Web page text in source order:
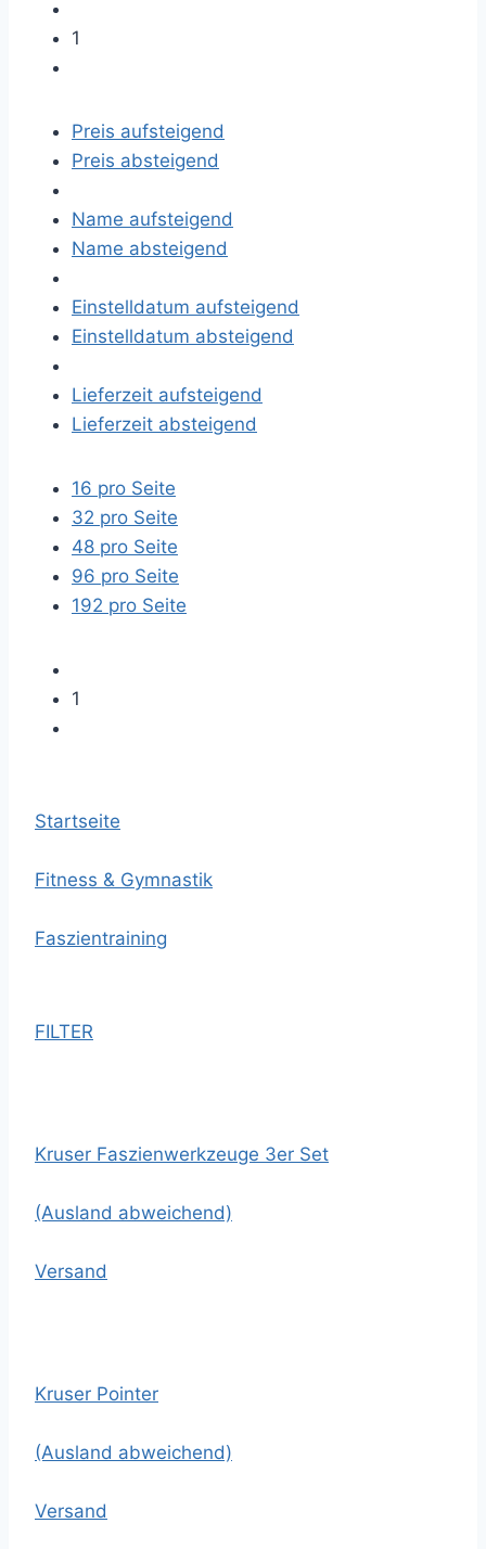
1
Preis aufsteigend
Preis absteigend
Name aufsteigend
Name absteigend
Einstelldatum aufsteigend
Einstelldatum absteigend
Lieferzeit aufsteigend
Lieferzeit absteigend
16 pro Seite
32 pro Seite
48 pro Seite
96 pro Seite
192 pro Seite
1
Startseite
Fitness & Gymnastik
Faszientraining
FILTER
Kruser Faszienwerkzeuge 3er Set
(Ausland abweichend)
Versand
Kruser Pointer
(Ausland abweichend)
Versand